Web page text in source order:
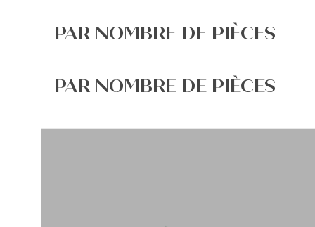
PAR NOMBRE DE PIÈCES
PAR NOMBRE DE PIÈCES